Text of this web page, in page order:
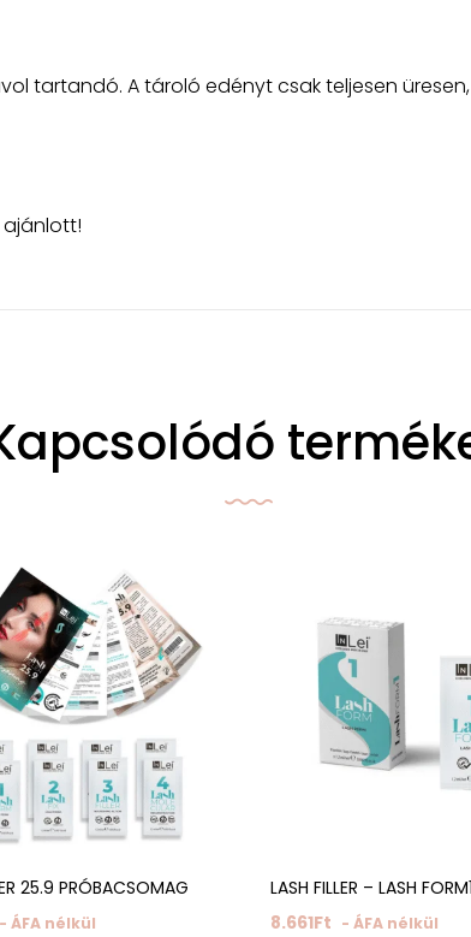
tartandó. A tároló edényt csak teljesen
ajánlott!
25.9 PRÓBACSOMAG
- ÁFA nélkül
LASH FILLER – LASH
8.661Ft - ÁFA nélkül